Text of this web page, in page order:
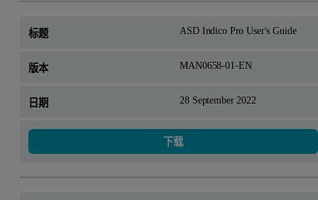
ASD Indico Pro User's Guide
MAN0658-01-EN
28 September 2022
下载